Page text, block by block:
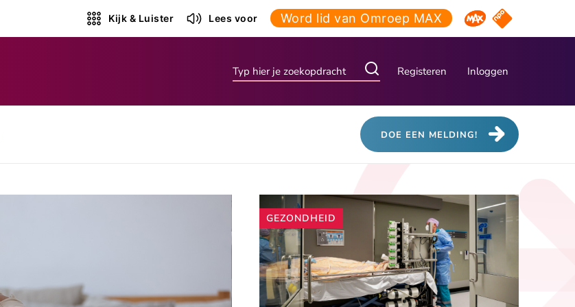
Kijk & Luister Lees voor Word lid van Omroep MAX Omroep MAX
NPO Start
Registeren Inloggen
DOE EEN MELDING!
Andere
artikelen
GEZONDHEID